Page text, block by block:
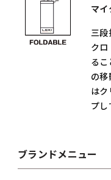
マイ
三段
クロ
るこ
の移
はク
プし
ブランドメニュー